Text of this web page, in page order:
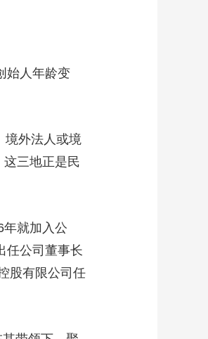
始人年龄变
外法人或境
三地正是民
就加入公
任公司董事长
股有限公司任